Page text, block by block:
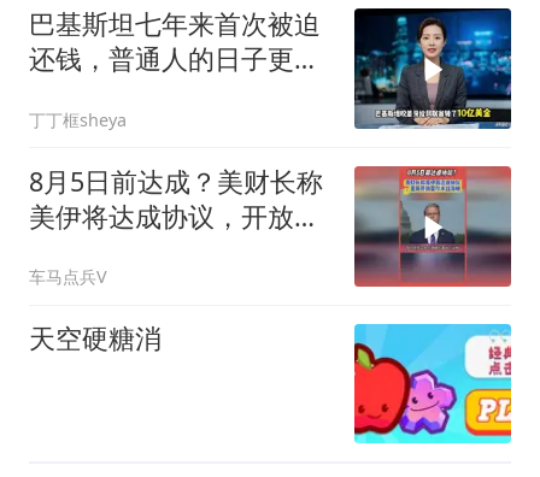
巴基斯坦七年来首次被迫
还钱，普通人的日子更难
丁丁框sheya
8月5日前达成？美财长称
美伊将达成协议，开放海
车马点兵V
天空硬糖消